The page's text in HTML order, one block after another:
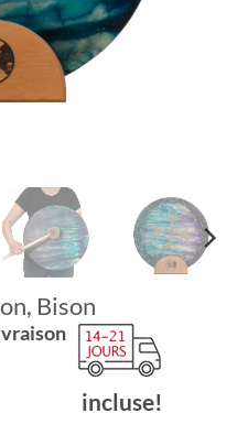
Bison
incluse!